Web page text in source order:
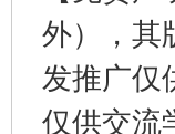
外），其
发推广仅
仅供交流